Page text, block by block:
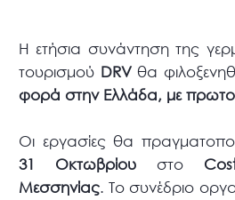
Η ετήσια συνάντηση της
τουρισμού DRVθα
φορά στην Ελλάδα, με
Οι εργασίες θα
31 Οκτωβρίουστο
Μεσσηνίας. Το συνέδριο